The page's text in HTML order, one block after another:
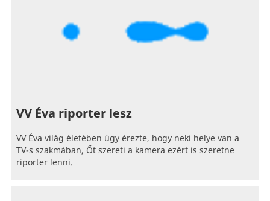
VV Éva riporter lesz
VV Éva világ életében úgy érezte, hogy neki helye van a
TV-s szakmában, Őt szereti a kamera ezért is szeretne
riporter lenni.